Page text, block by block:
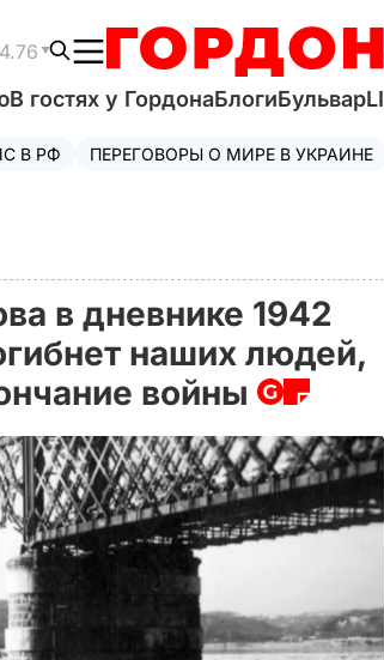
В гостях у ГордонаБлогиБульвар
В РФ ПЕРЕГОВОРЫ О МИРЕ В УКРАИНЕ
в дневнике 1942
наших людей,
войны